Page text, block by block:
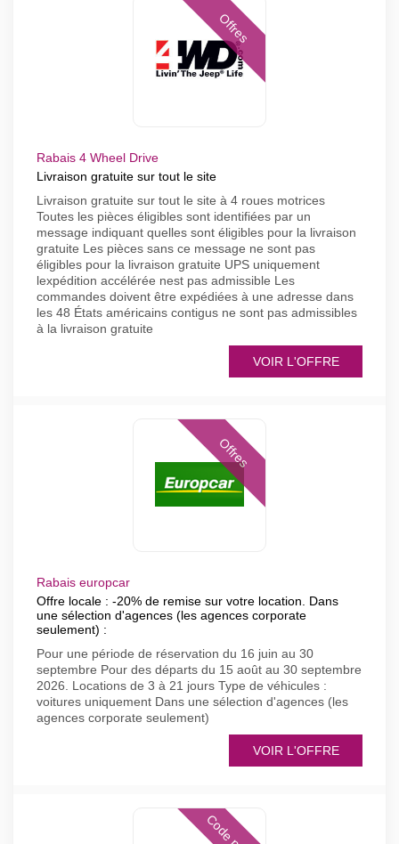
Offres
Rabais 4 Wheel Drive
Livraison gratuite sur tout le site
Livraison gratuite sur tout le site à 4 roues motrices
Toutes les pièces éligibles sont identifiées par un
message indiquant quelles sont éligibles pour la livraison
gratuite Les pièces sans ce message ne sont pas
éligibles pour la livraison gratuite UPS uniquement
lexpédition accélérée nest pas admissible Les
commandes doivent être expédiées à une adresse dans
les 48 États américains contigus ne sont pas admissibles
à la livraison gratuite
VOIR L'OFFRE
Offres
Rabais europcar
Offre locale : -20% de remise sur votre location. Dans
une sélection d'agences (les agences corporate
seulement) :
Pour une période de réservation du 16 juin au 30
septembre Pour des départs du 15 août au 30 septembre
2026. Locations de 3 à 21 jours Type de véhicules :
voitures uniquement Dans une sélection d'agences (les
agences corporate seulement)
VOIR L'OFFRE